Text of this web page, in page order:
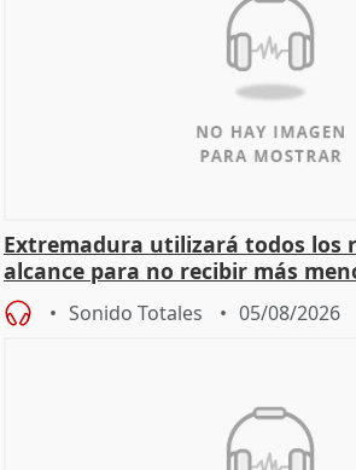
Extremadura utilizará todos los
alcance para no recibir más
Sonido Totales 05/08/2026